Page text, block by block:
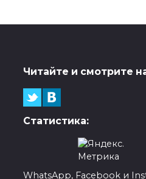
Читайте и смотрите
Статистика:
WhatsApp, Facebook и